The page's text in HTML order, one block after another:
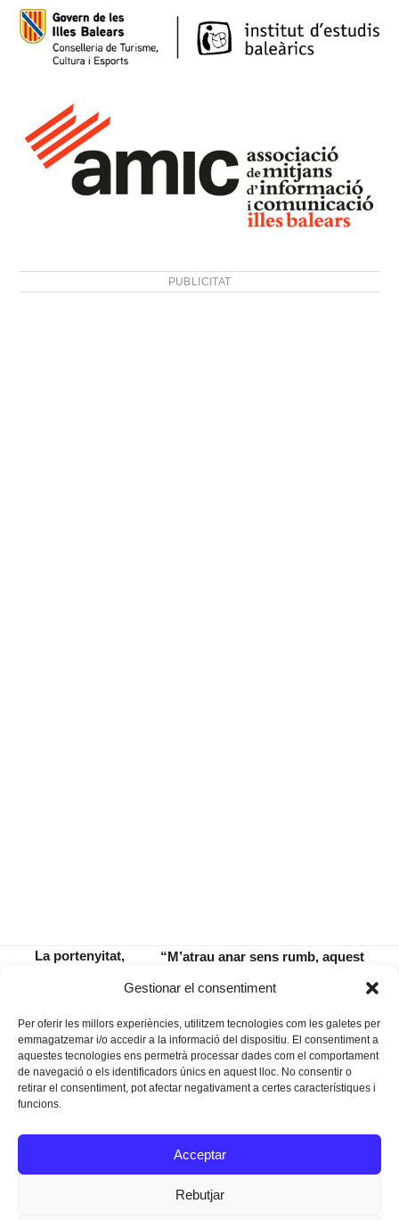
Gestionar el consentiment
Per oferir les millors experiències, utilitzem tecnologies com les galetes per
emmagatzemar i/o accedir a la informació del dispositiu. El consentiment a
aquestes tecnologies ens permetrà processar dades com el comportament
de navegació o els identificadors únics en aquest lloc. No consentir o
retirar el consentiment, pot afectar negativament a certes característiques i
funcions.
Acceptar
Rebutjar
PUBLICITAT
La portenyitat,
next
“M’atrau anar sens rumb, aquest
en deim miquelangelejar”
Instagram
Facebook
Twitter
Texts Legals